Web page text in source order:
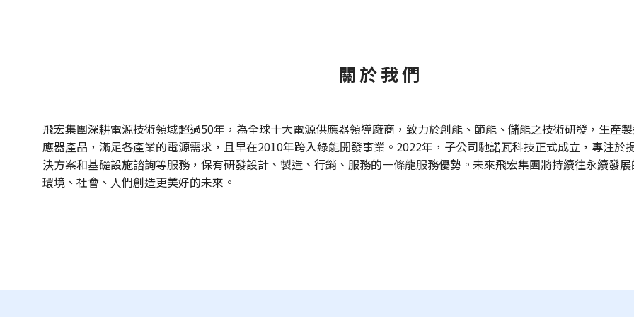
關於我們
飛宏集團深耕電源技術領域超過50年，為全球十大電源供應器領導廠商，致力於創能、節能、儲能之技術研發，生產
應器產品，滿足各產業的電源需求，且早在2010年跨入綠能開發事業。2022年，子公司馳諾瓦科技正式成立，專注於
決方案和基礎設施諮詢等服務，保有研發設計、製造、行銷、服務的一條龍服務優勢。未來飛宏集團將持續往永續發
環境、社會、人們創造更美好的未來。